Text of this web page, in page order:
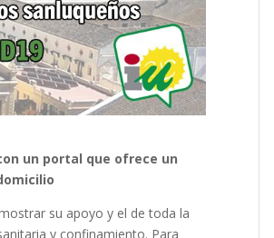
un portal que ofrece un
su apoyo y el de toda la
y confinamiento. Para